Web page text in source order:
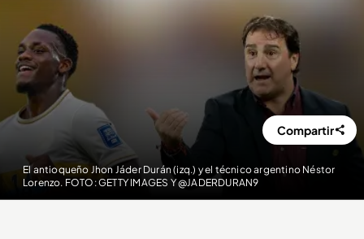
El antioqueño Jhon Jáder Durán (izq.) y el técnico argentino Néstor
Lorenzo. FOTO: GETTY IMAGES Y @JADERDURAN9
Compartir